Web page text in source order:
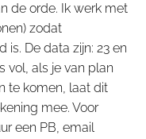
de orde. Ik werk met
zodat
De data zijn: 23 en
vol, als je van plan
te komen, laat dit
mee. Voor
een PB, email